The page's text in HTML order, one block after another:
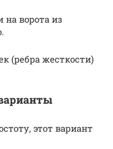
ворота из
(ребра жесткости)
этот вариант